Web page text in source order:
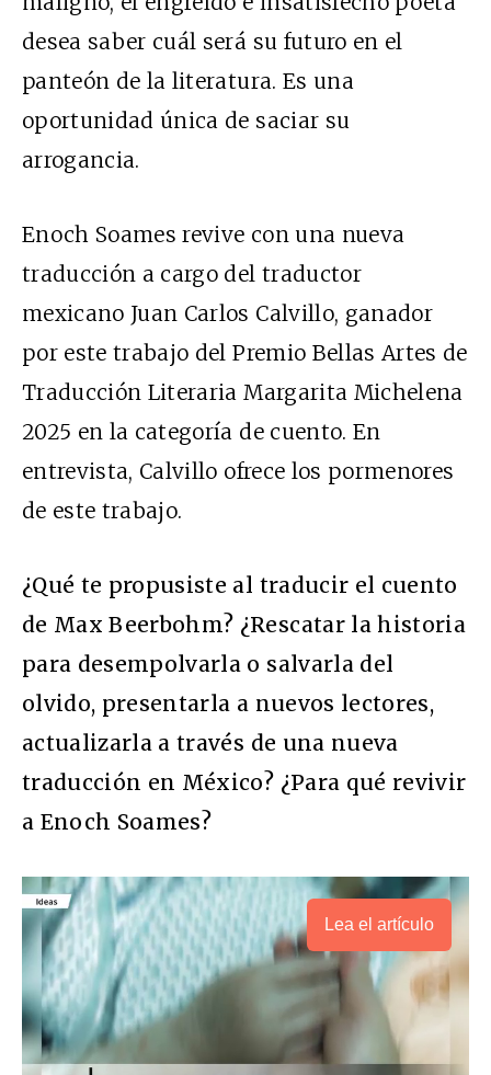
desea saber cuál será su futuro en el
panteón de la literatura. Es una
oportunidad única de saciar su
arrogancia.
Enoch Soames revive con una nueva
traducción a cargo del traductor
mexicano Juan Carlos Calvillo, ganador
por este trabajo del Premio Bellas Artes de
Traducción Literaria Margarita Michelena
2025 en la categoría de cuento. En
entrevista, Calvillo ofrece los pormenores
de este trabajo.
¿Qué te propusiste al traducir el cuento
de Max Beerbohm? ¿Rescatar la historia
para desempolvarla o salvarla del
olvido, presentarla a nuevos lectores,
actualizarla a través de una nueva
traducción en México? ¿Para qué revivir
a Enoch Soames?
Lea el artículo